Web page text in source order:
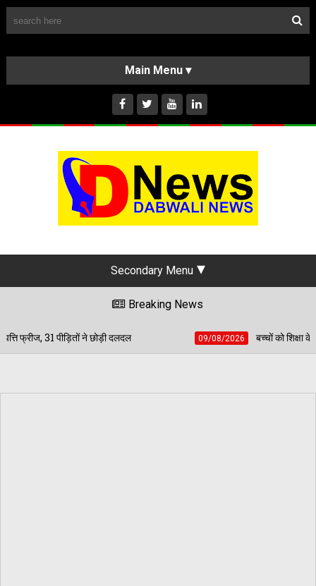
HOME
ABOUT US
INSTAGRAM
Secondary Menu
Breaking News
दलदल 09/08/2026 बच्चों को शिक्षा के साथ अच्छे संस्कार देना भी